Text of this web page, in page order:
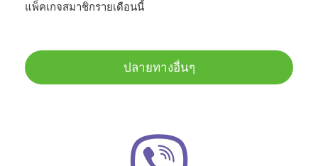
แพ็คเกจสมาชิกรายเดือนนี้
ปลายทางอื่นๆ